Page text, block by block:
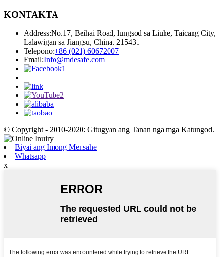
KONTAKTA
Address:No.17, Beihai Road, lungsod sa Liuhe, Taicang City,
Lalawigan sa Jiangsu, China. 215431
Telepono:+86 (021) 60672007
Email:Info@mdesafe.com
© Copyright - 2010-2020: Gitugyan ang Tanan nga mga Katungod.
Biyai ang Imong Mensahe
Whatsapp
x